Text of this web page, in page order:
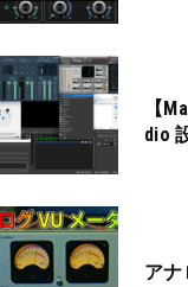
【
dio
アナ